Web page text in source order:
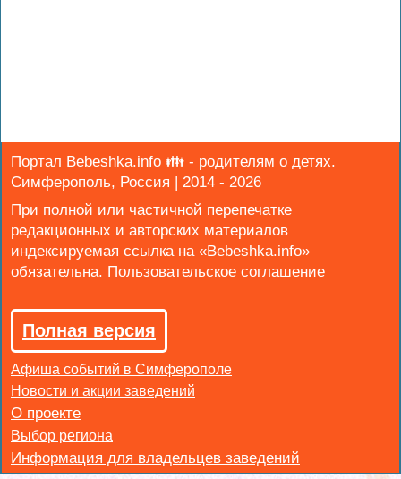
Портал Bebeshka.info 👪 - родителям о детях.
Симферополь, Россия | 2014 - 2026
При полной или частичной перепечатке
редакционных и авторских материалов
индексируемая ссылка на «Bebeshka.info»
обязательна.
Полная версия
Афиша событий в Симферополе
Новости и акции заведений
Выбор региона